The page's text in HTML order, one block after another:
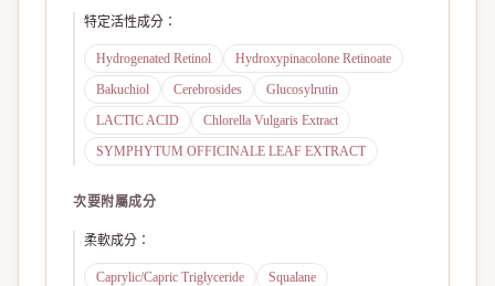
特定活性成分 ：
Hydrogenated Retinol
Hydroxypinacolone Retinoate
Bakuchiol
Cerebrosides
Glucosylrutin
LACTIC ACID
Chlorella Vulgaris Extract
SYMPHYTUM OFFICINALE LEAF EXTRACT
次要附屬成分
柔軟成分 ：
Caprylic/Capric Triglyceride Squalane